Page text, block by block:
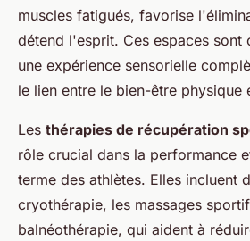
muscles fatigués, favorise
détend l'esprit. Ces espaces
une expérience sensorielle
le lien entre le bien-être physique
Les thérapies de récupération
rôle crucial dans la performance
terme des athlètes. Elles incluent
cryothérapie, les massages
balnéothérapie, qui aident à